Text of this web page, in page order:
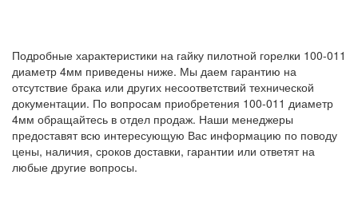
Подробные характеристики на гайку пилотной горелки 100-011
диаметр 4мм приведены ниже. Мы даем гарантию на
отсутствие брака или других несоответствий технической
документации. По вопросам приобретения 100-011 диаметр
4мм обращайтесь в отдел продаж. Наши менеджеры
предоставят всю интересующую Вас информацию по поводу
цены, наличия, сроков доставки, гарантии или ответят на
любые другие вопросы.